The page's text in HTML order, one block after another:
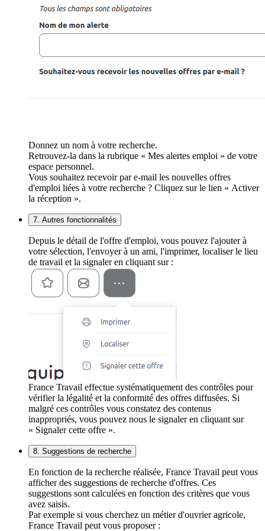
Donnez un nom à votre recherche.
Retrouvez-la dans la rubrique « Mes alertes emploi » de votre
espace personnel.
Vous souhaitez recevoir par e-mail les nouvelles offres
d'emploi liées à votre recherche ? Cliquez sur le lien « Activer
la réception ».
7. Autres fonctionnalités
Depuis le détail de l'offre d'emploi, vous pouvez l'ajouter à
votre sélection, l'envoyer à un ami, l'imprimer, localiser le lieu
de travail et la signaler en cliquant sur :
France Travail effectue systématiquement des contrôles pour
vérifier la légalité et la conformité des offres diffusées. Si
malgré ces contrôles vous constatez des contenus
inappropriés, vous pouvez nous le signaler en cliquant sur
« Signaler cette offre ».
8. Suggestions de recherche
En fonction de la recherche réalisée, France Travail peut vous
afficher des suggestions de recherche d'offres. Ces
suggestions sont calculées en fonction des critères que vous
avez saisis.
Par exemple si vous cherchez un métier d'ouvrier agricole,
France Travail peut vous proposer :